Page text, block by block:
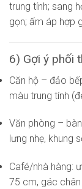
trung tính; sang
gọn; ấm áp hợp
6) Gợi ý phối
Căn hộ – đảo
màu trung tính
Văn phòng –
lưng nhẹ, khung
Café/nhà hàng:
75 cm, gác